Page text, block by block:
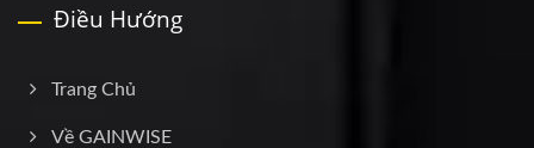
Điều Hướng
Trang Chủ
Về GAINWISE